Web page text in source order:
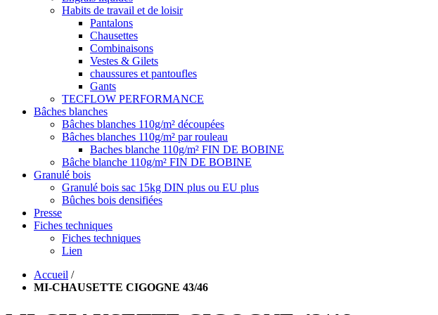
Habits de travail et de loisir
Pantalons
Chausettes
Combinaisons
Vestes & Gilets
chaussures et pantoufles
Gants
TECFLOW PERFORMANCE
Bâches blanches
Bâches blanches 110g/m² découpées
Bâches blanches 110g/m² par rouleau
Baches blanche 110g/m² FIN DE BOBINE
Bâche blanche 110g/m² FIN DE BOBINE
Granulé bois
Granulé bois sac 15kg DIN plus ou EU plus
Bûches bois densifiées
Presse
Fiches techniques
Fiches techniques
Lien
Accueil /
MI-CHAUSETTE CIGOGNE 43/46